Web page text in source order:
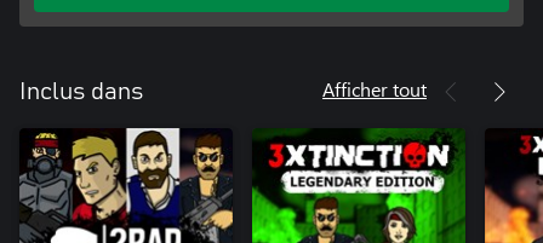
Inclus dans Afficher tout